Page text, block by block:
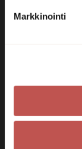
Markkinointi
Sähköposti:
Instagram